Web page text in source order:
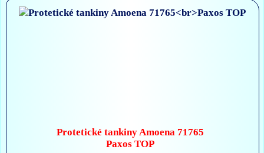
Protetické tankiny Amoena 71765
Paxos TOP